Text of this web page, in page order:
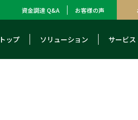
資金調達 Q&A お客様の声
トップ ソリューション サービス